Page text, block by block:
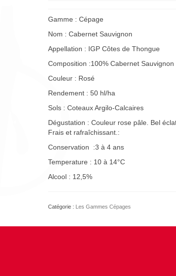
Gamme : Cépage
Nom : Cabernet Sauvignon
Appellation : IGP Côtes de Thongue
Composition :100% Cabernet Sauvignon
Couleur : Rosé
Rendement : 50 hl/ha
Sols : Coteaux Argilo-Calcaires
Dégustation : Couleur rose pâle. Bel
Frais et rafraîchissant.:
Conservation :3 à 4 ans
Temperature : 10 à 14°C
Alcool : 12,5%
Catégorie : Les Gammes Cépages